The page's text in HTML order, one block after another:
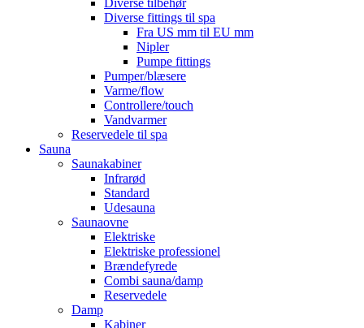
Diverse tilbehør
Diverse fittings til spa
Fra US mm til EU mm
Nipler
Pumpe fittings
Pumper/blæsere
Varme/flow
Controllere/touch
Vandvarmer
Reservedele til spa
Sauna
Saunakabiner
Infrarød
Standard
Udesauna
Saunaovne
Elektriske
Elektriske professionel
Brændefyrede
Combi sauna/damp
Reservedele
Damp
Kabiner